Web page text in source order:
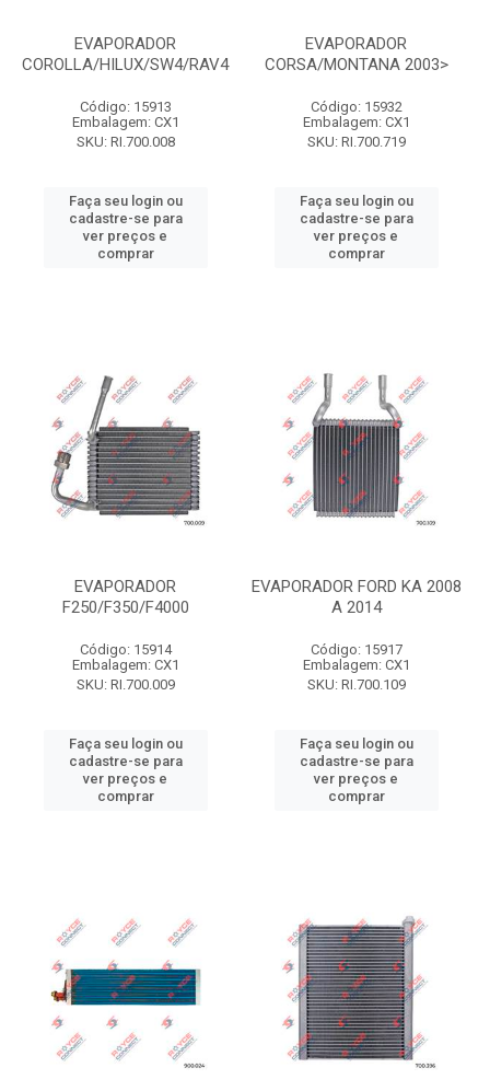
EVAPORADOR
COROLLA/HILUX/SW4/RAV4
Código: 15913
Embalagem: CX1
SKU: RI.700.008
Faça seu login ou
cadastre-se para
ver preços e
comprar
EVAPORADOR
CORSA/MONTANA 2003>
Código: 15932
Embalagem: CX1
SKU: RI.700.719
Faça seu login ou
cadastre-se para
ver preços e
comprar
EVAPORADOR
F250/F350/F4000
Código: 15914
Embalagem: CX1
SKU: RI.700.009
Faça seu login ou
cadastre-se para
ver preços e
comprar
EVAPORADOR FORD KA 2008
A 2014
Código: 15917
Embalagem: CX1
SKU: RI.700.109
Faça seu login ou
cadastre-se para
ver preços e
comprar